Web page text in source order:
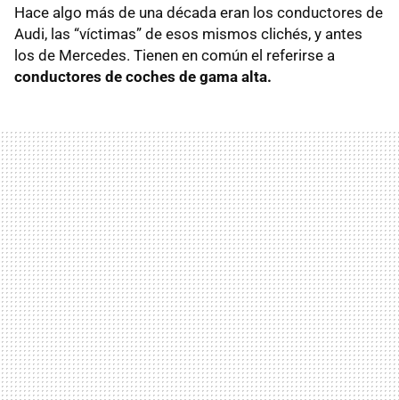
Hace algo más de una década eran los conductores de
Audi, las “víctimas” de esos mismos clichés, y antes
los de Mercedes. Tienen en común el referirse a
conductores de coches de gama alta.